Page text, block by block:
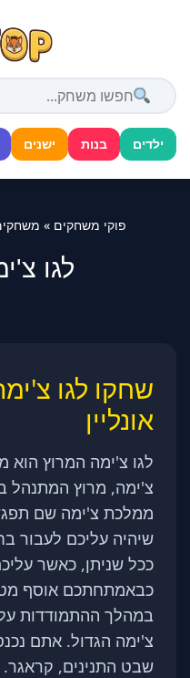
ילדים בנות ישנים
פוקי משחקים »
לגו
שחקו לגו
אונליין
לגו צ'ימה המרוץ הוא
צ'ימה, מרוץ המתנהל
ממלכת צ'ימה שם
שיהיה עליכם לעבור
ככל שניתן, כאשר
כבאמתחתכם אוסף
במהלך ההתמודדות
צ'ימה הגדול. אתם
שבט התנינים, קראגר.